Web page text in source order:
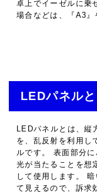
卓上でイーゼルに乗
場合などは、『A3』
LEDパネルと
LEDパネルとは、
を、乱反射を利用し
ルです。 表面部分
光が当たることを想
して使用します。
て見えるので、訴求